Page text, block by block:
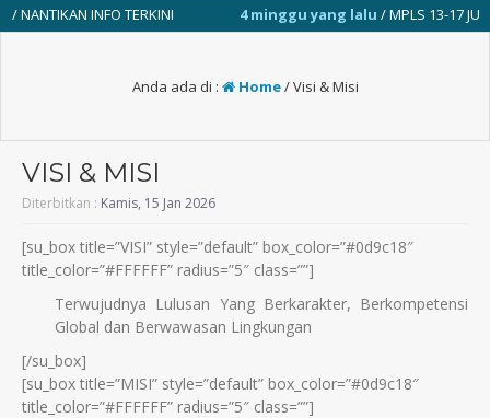
INFO TERKINI 4 minggu yang lalu/ MPLS 13-17 JULI 2026
Anda ada di : Home/Visi & Misi
VISI & MISI
Diterbitkan : Kamis, 15 Jan 2026
[su_box title=”VISI” style=”default” box_color=”#0d9c18″
title_color=”#FFFFFF” radius=”5″ class=””]
Terwujudnya Lulusan Yang Berkarakter, Berkompetensi
Global dan Berwawasan Lingkungan
[/su_box]
[su_box title=”MISI” style=”default” box_color=”#0d9c18″
title_color=”#FFFFFF” radius=”5″ class=””]